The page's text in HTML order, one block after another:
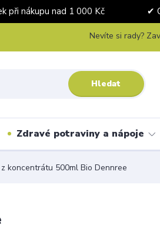
nákupu nad 1 000 Kč ✔
Hledat
Nevíte si rady?
Zdravé potraviny a nápoje
koncentrátu 500ml Bio Dennree